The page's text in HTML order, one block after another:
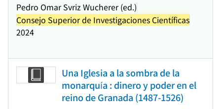
Pedro Omar Svriz Wucherer (ed.)
Consejo Superior de Investigaciones Científicas
2024
Una Iglesia a la sombra de la
monarquía : dinero y poder en el
reino de Granada (1487-1526)